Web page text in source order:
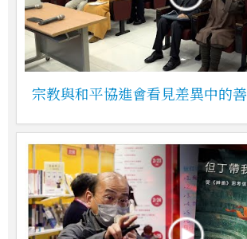
宗教與和平協進會看見差異中的善